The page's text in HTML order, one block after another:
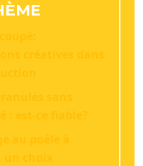
créatives dans
sans
: est-ce fiable?
au poêle à
un choix